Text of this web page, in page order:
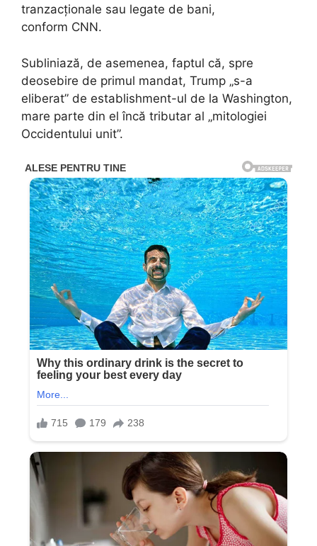
tranzacționale sau legate de bani,
conform CNN.
Subliniază, de asemenea, faptul că, spre
deosebire de primul mandat, Trump „s-a
eliberat” de establishment-ul de la Washington,
mare parte din el încă tributar al „mitologiei
Occidentului unit”.